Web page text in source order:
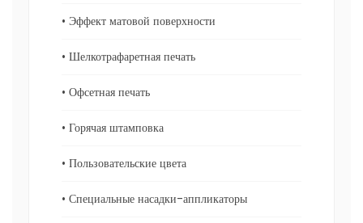
• Эффект матовой поверхности
• Шелкотрафаретная печать
• Офсетная печать
• Горячая штамповка
• Пользовательские цвета
• Специальные насадки-аппликаторы